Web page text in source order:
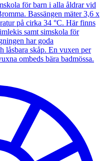
för barn i alla åldrar vid
Bassängen mäter 3,6 x
på cirka 34 °C. Här finns
samt simskola för
har goda
låsbara skåp. En vuxen per
ombeds bära badmössa.